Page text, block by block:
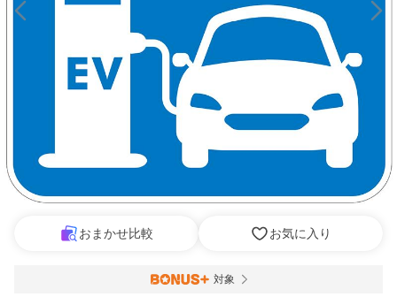
おまかせ比較 お気に入り
対象